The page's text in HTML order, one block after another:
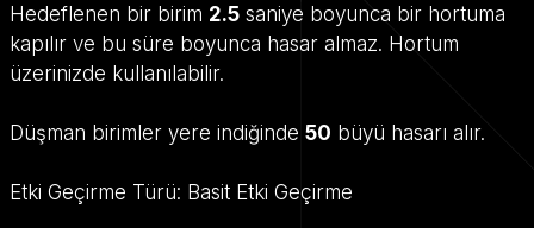
Hedeflenen bir birim 2.5 saniye boyunca bir hortuma
kapılır ve bu süre boyunca hasar almaz. Hortum
üzerinizde kullanılabilir.
Düşman birimler yere indiğinde 50 büyü hasarı alır.
Etki Geçirme Türü: Basit Etki Geçirme